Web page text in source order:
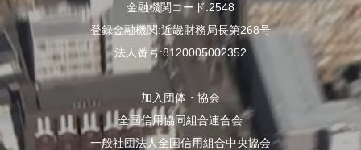
金融機関コード:2548
登録金融機関:近畿財務局長第268号
法人番号:8120005002352
加入団体・協会
全国信用協同組合連合会
一般社団法人全国信用組合中央協会